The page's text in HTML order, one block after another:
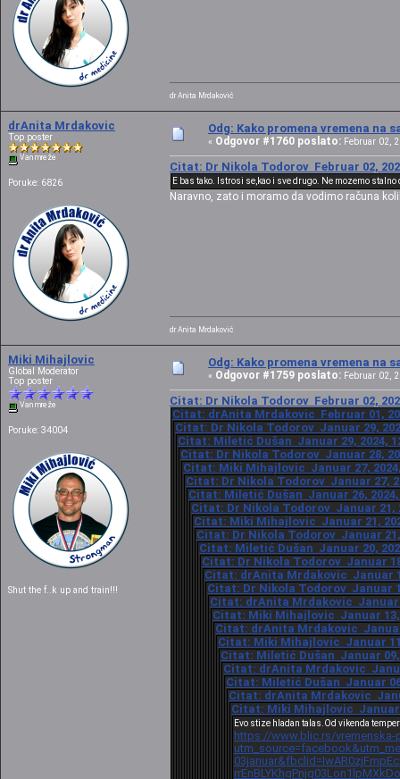
dr Anita Mrdaković
drAnita Mrdakovic
Top poster
Van mreže
Poruke: 6826
Odg: Kako promena vremena na
« Odgovor #1760 poslato: Februar 02,
Citat: Dr Nikola Todorov Februar 02,
E bas tako. Istrosi se,kao i sve drugo. Ne mozemo
Naravno, zato i moramo da vodimo računa
dr Anita Mrdaković
Miki Mihajlovic
Global Moderator
Top poster
Van mreže
Poruke: 34004
Shut the f..k up and train!!!
Odg: Kako promena vremena na
« Odgovor #1759 poslato: Februar 02,
Citat: Dr Nikola Todorov Februar 02,
Citat: drAnita Mrdakovic Februar 01,
Citat: Dr Nikola Todorov Januar 29,
Citat: Miletić Dušan Januar 29, 2024,
Citat: Dr Nikola Todorov Januar 28,
Citat: Miki Mihajlovic Januar 27,
Citat: Dr Nikola Todorov Januar 27,
Citat: Miletić Dušan Januar 26, 2024,
Citat: Dr Nikola Todorov Januar 21,
Citat: Miki Mihajlovic Januar 21,
Citat: Dr Nikola Todorov Januar 21,
Citat: Miletić Dušan Januar 20,
Citat: Dr Nikola Todorov Januar
Citat: drAnita Mrdakovic Januar
Citat: Dr Nikola Todorov Januar
Citat: drAnita Mrdakovic Januar
Citat: Miki Mihajlovic Januar 13,
Citat: drAnita Mrdakovic Januar
Citat: Miki Mihajlovic Januar
Citat: Miletić Dušan Januar 09,
Citat: drAnita Mrdakovic
Citat: Miletić Dušan Januar
Citat: drAnita Mrdakovic
Citat: Miki Mihajlovic Januar
Evo stize hladan talas.Od vikenda
https://www.blic.rs/